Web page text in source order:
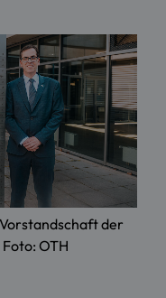
der
OTH